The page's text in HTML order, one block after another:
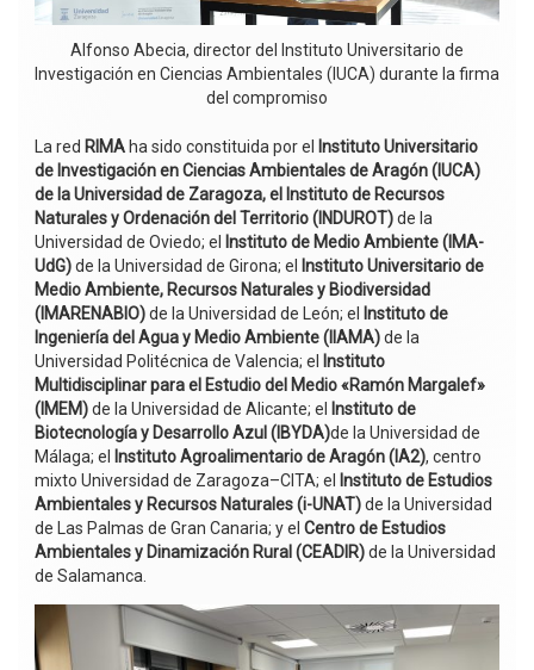
Alfonso Abecia, director del Instituto Universitario de
Investigación en Ciencias Ambientales (IUCA) durante la firma
del compromiso
La red RIMA ha sido constituida por el
Instituto Universitario
de Investigación en Ciencias Ambientales de Aragón (IUCA)
de la Universidad de Zaragoza, el Instituto de Recursos
Naturales y Ordenación del Territorio (INDUROT)de la
Universidad de Oviedo; el
Instituto de Medio Ambiente (IMA-
UdG)de la Universidad de Girona; el
Instituto Universitario de
Medio Ambiente, Recursos Naturales y Biodiversidad
(IMARENABIO)de la Universidad de León; el
Instituto de
Ingeniería del Agua y Medio Ambiente (IIAMA)de la
Universidad Politécnica de Valencia; el
Instituto
Multidisciplinar para el Estudio del Medio «Ramón Margalef»
(IMEM)de la Universidad de Alicante; el
Instituto de
Biotecnología y Desarrollo Azul (IBYDA)de la Universidad de
Málaga; el
Instituto Agroalimentario de Aragón (IA2), centro
mixto Universidad de Zaragoza–CITA; el
Instituto de Estudios
Ambientales y Recursos Naturales (i-UNAT)de la Universidad
de Las Palmas de Gran Canaria; y el Centro de Estudios
Ambientales y Dinamización Rural (CEADIR)de la Universidad
de Salamanca.